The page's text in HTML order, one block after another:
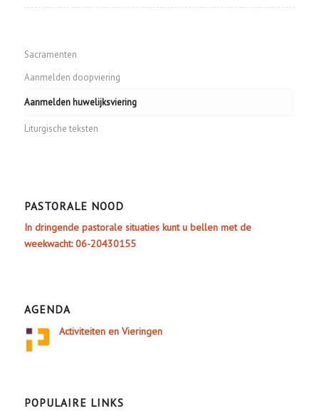
Sacramenten
Aanmelden doopviering
Aanmelden huwelijksviering
Liturgische teksten
PASTORALE NOOD
In dringende pastorale situaties kunt u bellen met de
weekwacht: 06-20430155
AGENDA
Activiteiten en Vieringen
POPULAIRE LINKS